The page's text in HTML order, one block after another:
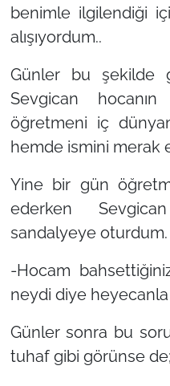
benimle ilgilendiği
alışıyordum..
Günler bu şekilde
Sevgican
öğretmeni iç
hemde ismini merak
Yine bir gün
ederken
sandalyeye oturdum.
-Hocam
neydi diye
Günler sonra bu
tuhaf gibi görünse